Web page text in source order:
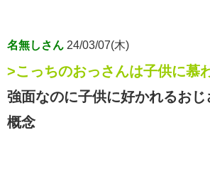
名無しさん 24/03/07(木)
>こっちのおっさんは子供に慕
強面なのに子供に好かれるおじ
概念